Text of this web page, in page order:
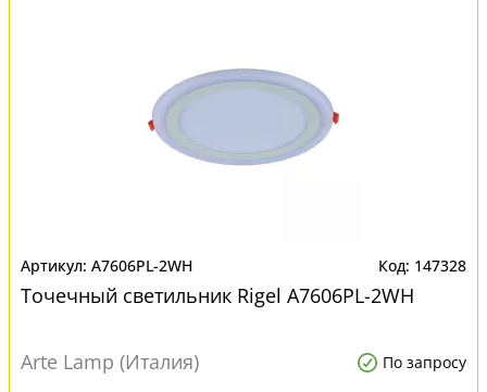
A7606PL-2WH 147328
Точечный светильник Rigel A7606PL-2WH
Arte Lamp (Италия) По запросу